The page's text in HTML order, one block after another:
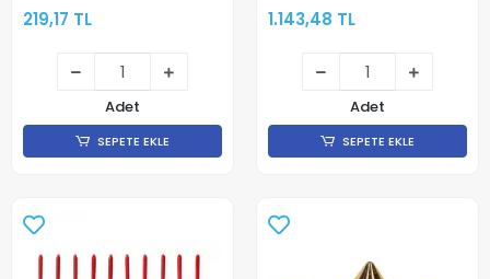
219,17 TL
Adet
SEPETE EKLE
1.143,48 TL
Adet
SEPETE EKLE